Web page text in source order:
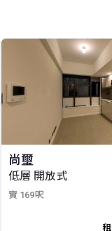
尚璽
低層 開放式
實 169呎
租